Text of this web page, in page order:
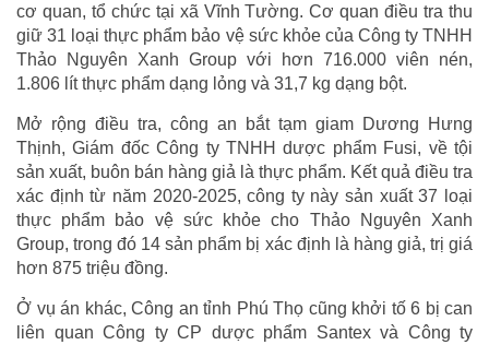
cơ quan, tổ chức tại xã Vĩnh Tường. Cơ quan điều tra thu
giữ 31 loại thực phẩm bảo vệ sức khỏe của Công ty TNHH
Thảo Nguyên Xanh Group với hơn 716.000 viên nén,
1.806 lít thực phẩm dạng lỏng và 31,7 kg dạng bột.
Mở rộng điều tra, công an bắt tạm giam Dương Hưng
Thịnh, Giám đốc Công ty TNHH dược phẩm Fusi, về tội
sản xuất, buôn bán hàng giả là thực phẩm. Kết quả điều tra
xác định từ năm 2020-2025, công ty này sản xuất 37 loại
thực phẩm bảo vệ sức khỏe cho Thảo Nguyên Xanh
Group, trong đó 14 sản phẩm bị xác định là hàng giả, trị giá
hơn 875 triệu đồng.
Ở vụ án khác, Công an tỉnh Phú Thọ cũng khởi tố 6 bị can
liên quan Công ty CP dược phẩm Santex và Công ty